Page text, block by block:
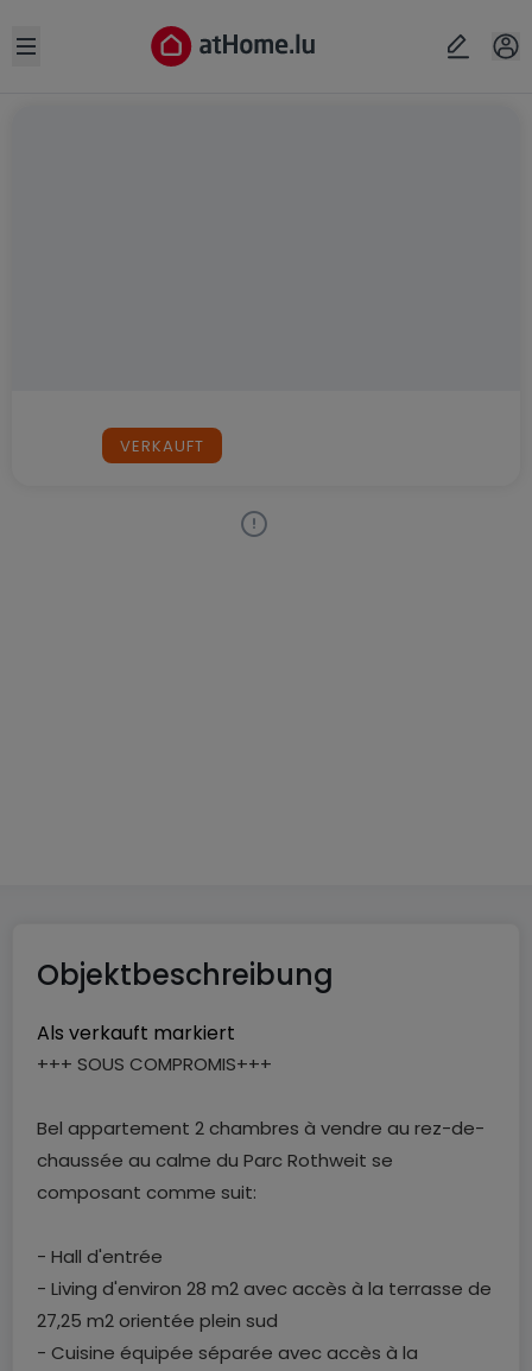
Open sidebar
VERKAUFT
Objektbeschreibung
Als verkauft markiert
+++ SOUS COMPROMIS+++
Bel appartement 2 chambres à vendre au rez-de-
chaussée au calme du Parc Rothweit se
composant comme suit:
- Hall d'entrée
- Living d'environ 28 m2 avec accès à la terrasse de
27,25 m2 orientée plein sud
- Cuisine équipée séparée avec accès à la